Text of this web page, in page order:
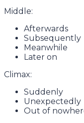
Middle:
Afterwards
Subsequently
Meanwhile
Later on
Climax:
Suddenly
Unexpectedly
Out of